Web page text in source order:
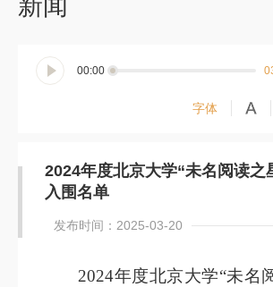
新闻
00:00
字体
2024年度北京大学“未名阅读之
入围名单
发布时间：2025-03-20
2024年度北京大学“未名